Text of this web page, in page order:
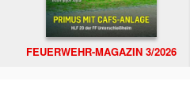
FEUERWEHR-MAGAZIN 3/2026